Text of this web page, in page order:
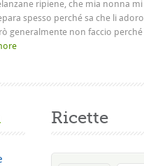
ripiene, che mia nonna mi
spesso perché sa che li adoro
generalmente non faccio perché
Ricette